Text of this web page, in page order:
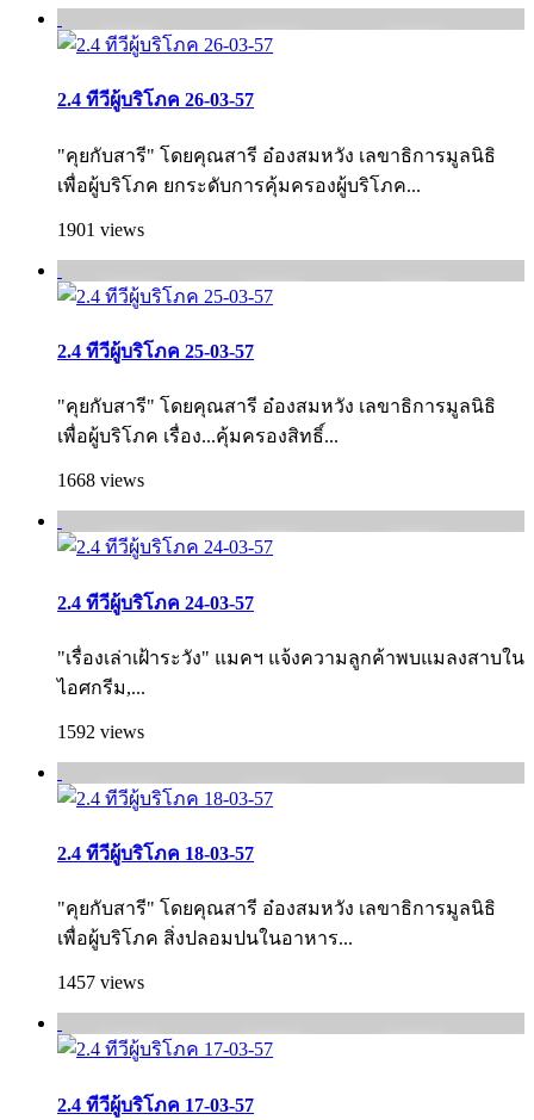
2.4 ทีวีผู้บริโภค 26-03-57
"คุยกับสารี" โดยคุณสารี อ๋องสมหวัง เลขาธิการมูลนิธิ
เพื่อผู้บริโภค ยกระดับการคุ้มครองผู้บริโภค...
1901 views
2.4 ทีวีผู้บริโภค 25-03-57
"คุยกับสารี" โดยคุณสารี อ๋องสมหวัง เลขาธิการมูลนิธิ
เพื่อผู้บริโภค เรื่อง...คุ้มครองสิทธิ์...
1668 views
2.4 ทีวีผู้บริโภค 24-03-57
"เรื่องเล่าเฝ้าระวัง" แมคฯ แจ้งความลูกค้าพบแมลงสาบใน
ไอศกรีม,...
1592 views
2.4 ทีวีผู้บริโภค 18-03-57
"คุยกับสารี" โดยคุณสารี อ๋องสมหวัง เลขาธิการมูลนิธิ
เพื่อผู้บริโภค สิ่งปลอมปนในอาหาร...
1457 views
2.4 ทีวีผู้บริโภค 17-03-57